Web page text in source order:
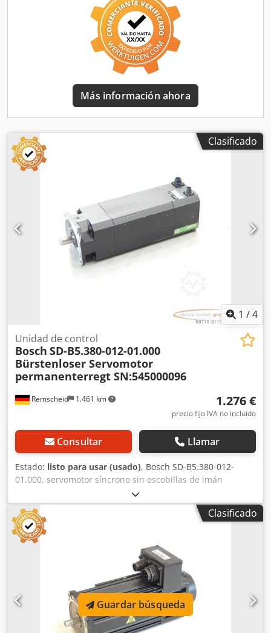
Más información ahora
Clasificado
1 /4
Remscheid 1.461 km
Unidad de control
Bosch SD-B5.380-012-01.000
Bürstenloser Servomotor
permanenterregt SN:545000096
1.276 €
precio fijo IVA no incluído
Consultar Llamar
Estado: listo para usar (usado), Bosch SD-B5.380-012-
01.000, servomotor síncrono sin escobillas de imán
permanente, n.º de serie: 545000096, usado, con signos
normales de uso, 100 % funcional, el alcance del
suministro se corresponde con las fotos. ¡ATENCIÓN:
Solicite por separado el presupuesto para el embalaje y el
envío! Csdpfx Aji D Hbhodqerf
Clasificado
Guardar búsqueda